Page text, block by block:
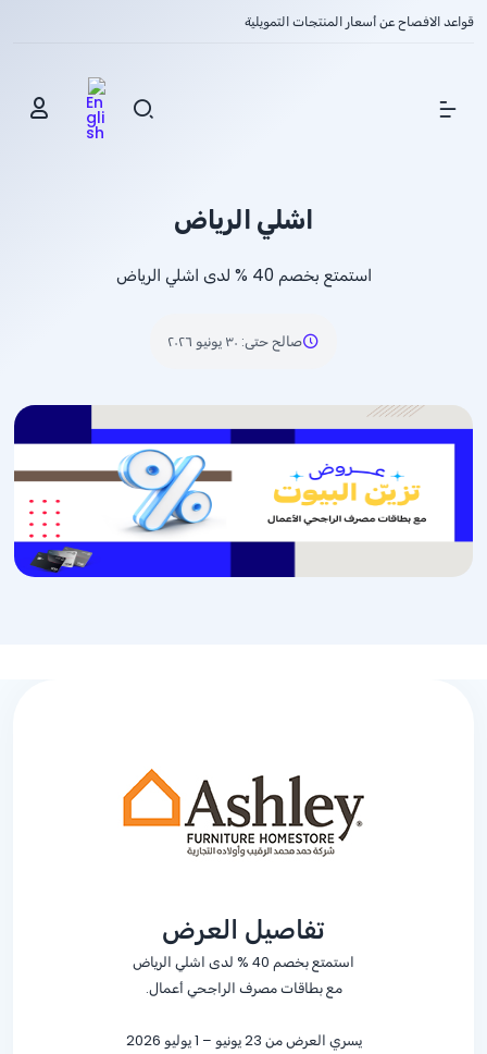
قواعد الافصاح عن أسعار المنتجات التمويلية
Show Menu
اشلي الرياض
استمتع بخصم % 40 لدى اشلي الرياض
صالح حتى: ٣٠ يونيو ٢٠٢٦
تفاصيل العرض
استمتع بخصم % 40 لدى اشلي الرياض
مع بطاقات مصرف الراجحي أعمال.
يسري العرض من 23 يونيو – 1 يوليو 2026